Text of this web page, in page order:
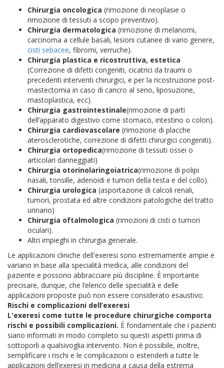
Chirurgia oncologica (rimozione di neoplasie o
rimozione di tessuti a scopo preventivo).
Chirurgia dermatologica (rimozione di melanomi,
carcinoma a cellule basali, lesioni cutanee di vario genere,
cisti sebacee, fibromi, verruche).
Chirurgia plastica e ricostruttiva, estetica
(Correzione di difetti congeniti, cicatrici da traumi o
precedenti interventi chirurgici, e per la ricostruzione post-
mastectomia in caso di cancro al seno, liposuzione,
mastoplastica, ecc).
Chirurgia gastrointestinale(rimozione di parti
dell’apparato digestivo come stomaco, intestino o colon).
Chirurgia cardiovascolare (rimozione di placche
aterosclerotiche, correzione di difetti chirurgici congeniti).
Chirurgia ortopedica(rimozione di tessuti ossei o
articolari danneggiati)
Chirurgia otorinolaringoiatrica(rimozione di polipi
nasali, tonsille, adenoidi e tumori della testa e del collo).
Chirurgia urologica (asportazione di calcoli renali,
tumori, prostata ed altre condizioni patologiche del tratto
urinario)
Chirurgia oftalmologica (rimozioni di cisti o tumori
oculari).
Altri impieghi in chirurgia generale.
Le applicazioni cliniche dell'exeresi sono estremamente ampie e
variano in base alla specialità medica, alle condizioni del
paziente e possono abbracciare più discipline. È importante
precisare, dunque, che l’elenco delle specialità e delle
applicazioni proposte può non essere considerato esaustivo.
Rischi e complicazioni dell’exeresi
L'exeresi come tutte le procedure chirurgiche comporta
rischi e possibili complicazioni. È fondamentale che i pazienti
siano informati in modo completo su questi aspetti prima di
sottoporli a qualsivoglia intervento. Non è possibile, inoltre,
semplificare i rischi e le complicazioni o estenderli a tutte le
applicazioni dell’exeresi in medicina a causa della estrema